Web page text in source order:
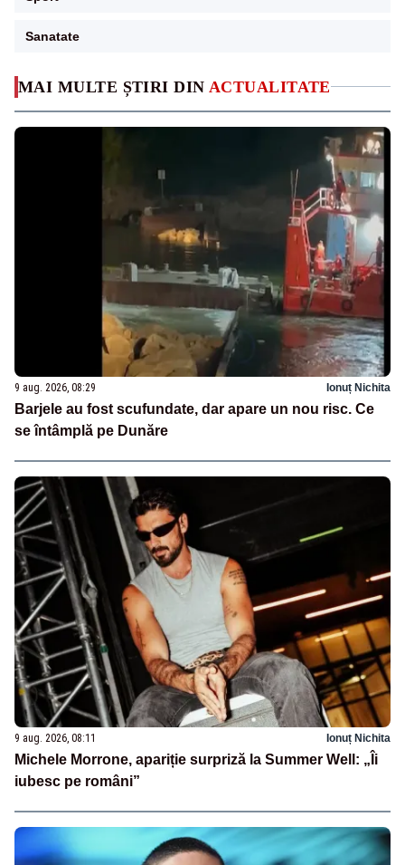
MAI MULTE ȘTIRI DIN ACTUALITATE
9 aug. 2026, 08:29 Ionuț Nichita
Barjele au fost scufundate, dar apare un nou risc. Ce
se întâmplă pe Dunăre
9 aug. 2026, 08:11 Ionuț Nichita
Michele Morrone, apariție surpriză la Summer Well: „Îi
iubesc pe români”
Sanatate